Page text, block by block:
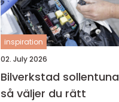
inspiration
02. July 2026
Bilverkstad sollentuna
så väljer du rätt